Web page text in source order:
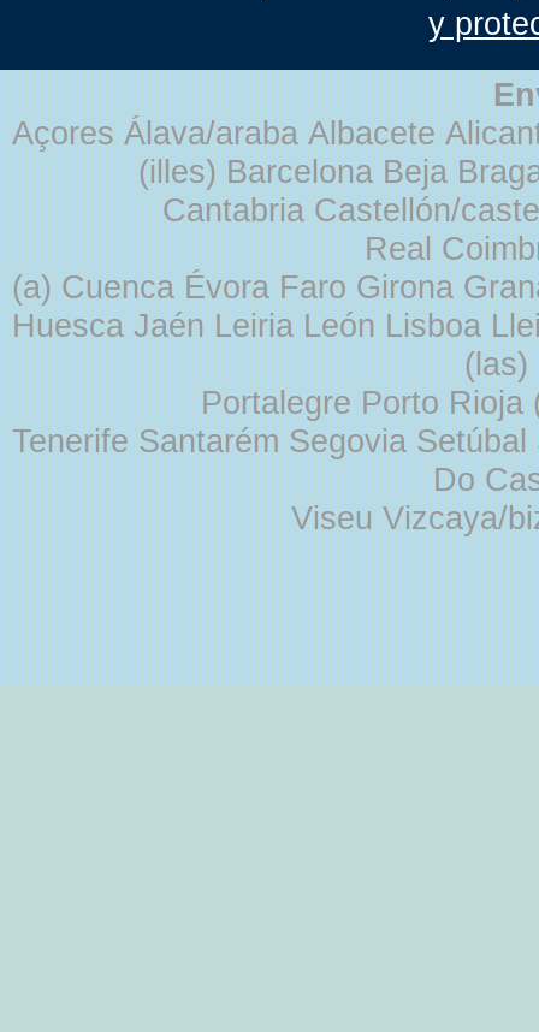
y
Açores Álava/araba Albacete
(illes) Barcelona Beja
Cantabria Castellón/
Real
(a) Cuenca Évora Faro Girona
Huesca Jaén Leiria León Lisboa
Portalegre Porto
Tenerife Santarém Segovia
Do
Viseu Vizcaya/